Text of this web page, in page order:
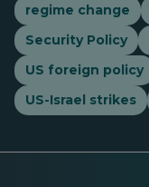
regime change
Security Policy
US foreign policy
US-Israel strikes